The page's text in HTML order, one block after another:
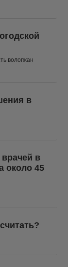
вологжан
в
врачей в
около 45